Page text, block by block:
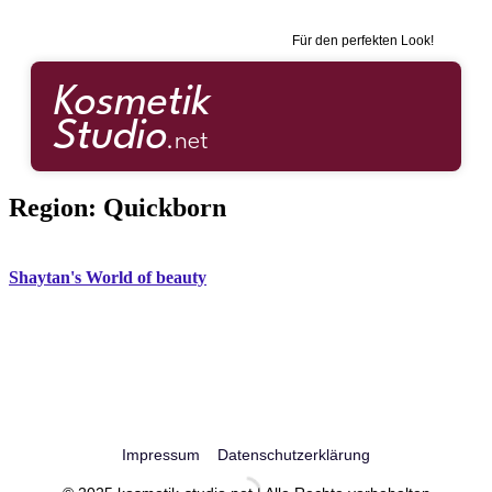
Für den perfekten Look!
Region: Quickborn
Shaytan's World of beauty
Impressum Datenschutzerklärung